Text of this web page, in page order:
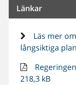
Länkar
Läs mer
långsiktiga
218,3 kB